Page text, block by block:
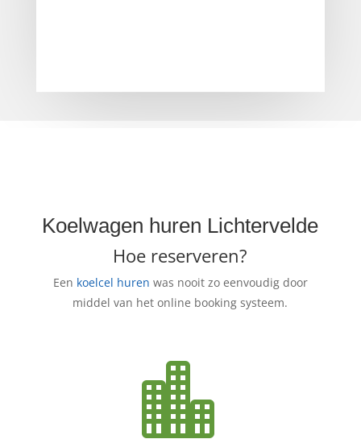
Koelwagen huren Lichtervelde
Hoe reserveren?
Een koelcel huren was nooit zo eenvoudig door
middel van het online booking systeem.
